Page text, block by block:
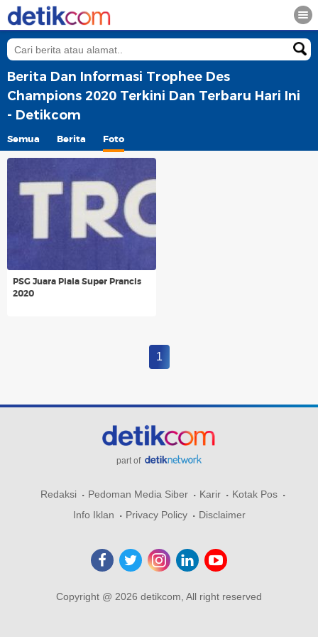
Berita Dan Informasi Trophee Des
Champions 2020 Terkini Dan Terbaru Hari Ini
- Detikcom
Semua Berita Foto
PSG Juara Piala Super Prancis
2020
1
part of
Redaksi Pedoman Media Siber Karir
Kotak Pos
Info Iklan
Privacy Policy Disclaimer
Copyright @ 2026 detikcom, All right reserved